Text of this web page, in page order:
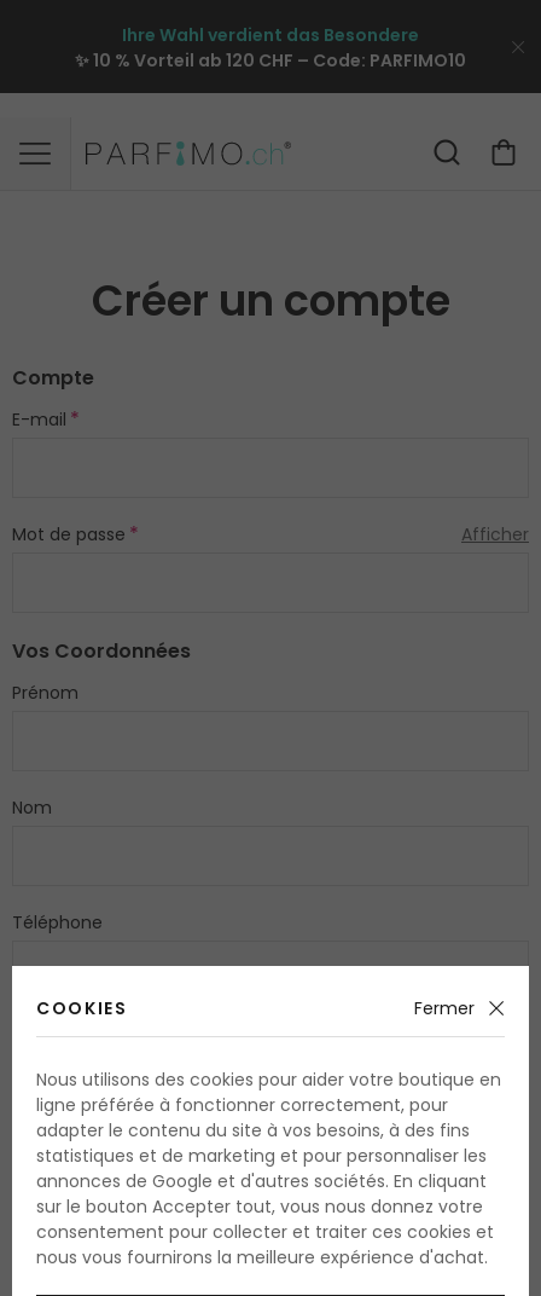
Ihre Wahl verdient das Besondere
✨ 10 % Vorteil ab 120 CHF – Code: PARFIMO10
Créer un compte
Compte
E-mail
Mot de passe Afficher
Vos Coordonnées
Prénom
Nom
Téléphone
Adresse
Nom de rue et N°
Code postal
COOKIES Fermer
Nous utilisons des cookies pour aider votre boutique en
ligne préférée à fonctionner correctement, pour
adapter le contenu du site à vos besoins, à des fins
statistiques et de marketing et pour personnaliser les
annonces de Google et d'autres sociétés. En cliquant
sur le bouton Accepter tout, vous nous donnez votre
consentement pour collecter et traiter ces cookies et
nous vous fournirons la meilleure expérience d'achat.